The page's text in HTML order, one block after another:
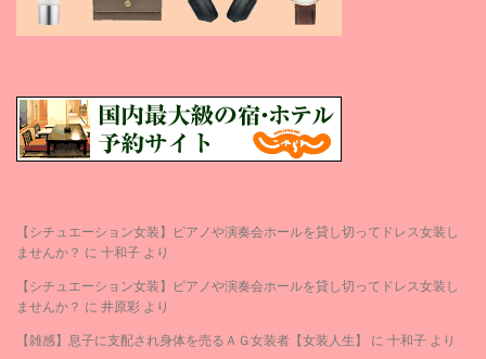
【シチュエーション女装】ピアノや演奏会ホールを貸し切ってドレス女装し
ませんか？ に 十和子 より
【シチュエーション女装】ピアノや演奏会ホールを貸し切ってドレス女装し
ませんか？ に 井原彩 より
【雑感】息子に支配され身体を売るＡＧ女装者【女装人生】 に 十和子 より